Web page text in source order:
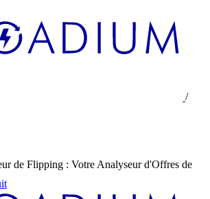
/
de Flipping : Votre Analyseur d'Offres de